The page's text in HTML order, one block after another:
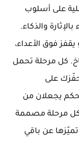
على أسلوب
والذكاء.
فوق الأعداء،
كل مرحلة تحمل
على
يجعلان من
مرحلة مصممة
عن باقي